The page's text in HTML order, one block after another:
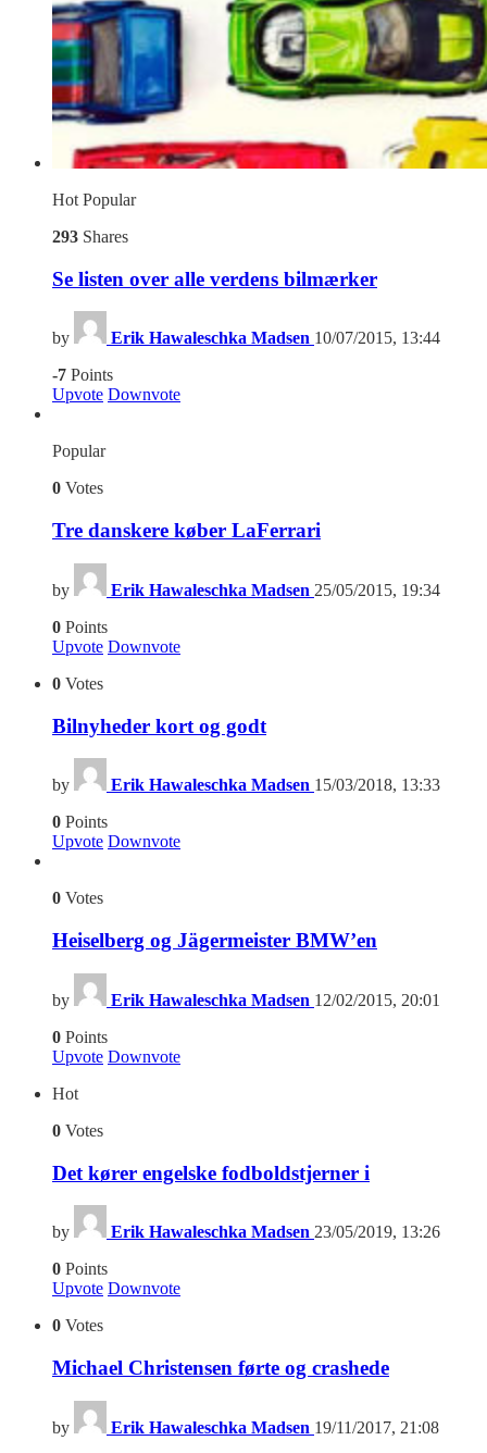
Hot Popular
293 Shares
Se listen over alle verdens bilmærker
by Erik Hawaleschka Madsen 10/07/2015, 13:44
-7 Points
Upvote Downvote
Popular
0 Votes
Tre danskere køber LaFerrari
by Erik Hawaleschka Madsen 25/05/2015, 19:34
0 Points
Upvote Downvote
0 Votes
Bilnyheder kort og godt
by Erik Hawaleschka Madsen 15/03/2018, 13:33
0 Points
Upvote Downvote
0 Votes
Heiselberg og Jägermeister BMW’en
by Erik Hawaleschka Madsen 12/02/2015, 20:01
0 Points
Upvote Downvote
Hot
0 Votes
Det kører engelske fodboldstjerner i
by Erik Hawaleschka Madsen 23/05/2019, 13:26
0 Points
Upvote Downvote
0 Votes
Michael Christensen førte og crashede
by Erik Hawaleschka Madsen 19/11/2017, 21:08